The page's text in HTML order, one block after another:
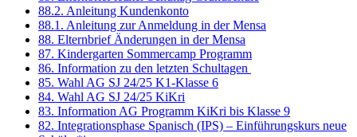
88.2. Anleitung Kundenkonto
88.1. Anleitung zur Anmeldung in der Mensa
88. Elternbrief Änderungen in der Mensa
87. Kindergarten Sommercamp Programm
86. Information zu den letzten Schultagen
85. Wahl AG SJ 24/25 K1-Klasse 6
84. Wahl AG SJ 24/25 KiKri
83. Information AG Programm KiKri bis Klasse 9
82. Integrationsphase Spanisch (IPS) – Einführungskurs neue